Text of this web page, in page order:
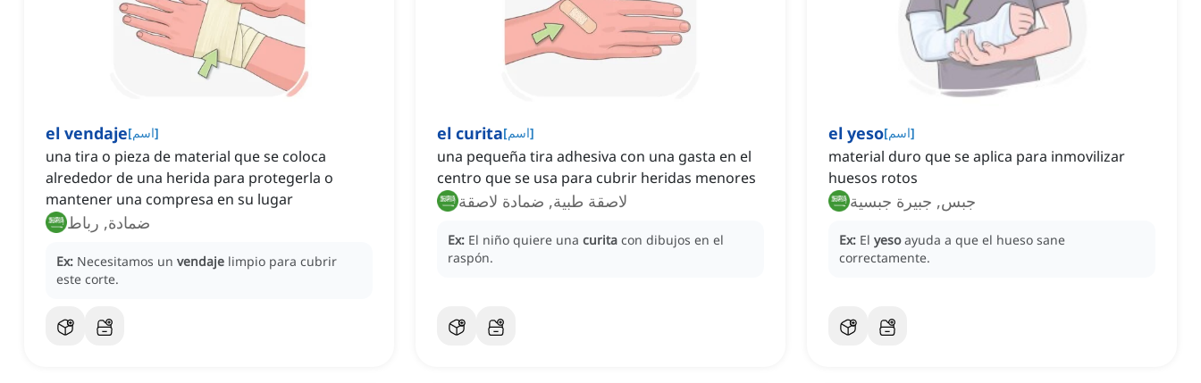
el vendaje[اسم]
una tira o pieza de material que se coloca
alrededor de una herida para protegerla o
mantener una compresa en su lugar
ضمادة, رباط
Ex: Necesitamos un vendaje limpio para cubrir
este corte.
el curita[اسم]
una pequeña tira adhesiva con una gasta en el
centro que se usa para cubrir heridas menores
لاصقة طبية, ضمادة لاصقة
Ex: El niño quiere una curita con dibujos en el
raspón.
el yeso[اسم]
material duro que se aplica para inmovilizar
huesos rotos
جبس, جبيرة جبسية
Ex: El yeso ayuda a que el hueso sane
correctamente.